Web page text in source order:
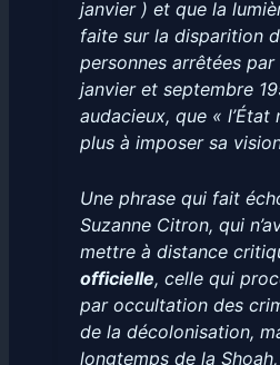
janvier ) et que la
faite sur la disparition
personnes arrêtées
janvier et septembre
audacieux, que « l’État
plus à imposer sa
Une phrase qui fait
Suzanne Citron, qui
mettre à distance
officielle, celle qui
par occultation des
de la décolonisation,
longtemps de la Shoah,